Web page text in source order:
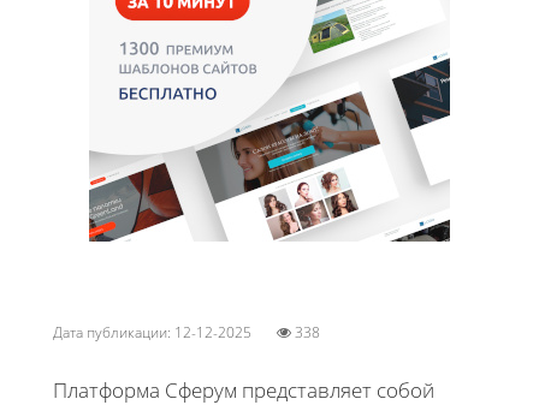
Дата публикации: 12-12-2025 338
Платформа Сферум представляет собой